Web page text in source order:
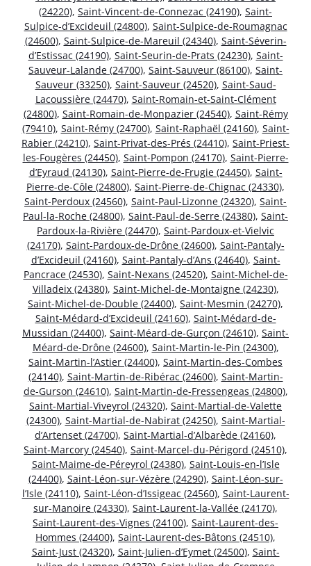
(24220), Saint-Vincent-de-Connezac (24190), Saint-
Sulpice-d’Excideuil (24800), Saint-Sulpice-de-Roumagnac
(24600), Saint-Sulpice-de-Mareuil (24340), Saint-Séverin-
d’Estissac (24190), Saint-Seurin-de-Prats (24230), Saint-
Sauveur-Lalande (24700), Saint-Sauveur (86100), Saint-
Sauveur (33250), Saint-Sauveur (24520), Saint-Saud-
Lacoussière (24470), Saint-Romain-et-Saint-Clément
(24800), Saint-Romain-de-Monpazier (24540), Saint-Rémy
(79410), Saint-Rémy (24700), Saint-Raphaël (24160), Saint-
Rabier (24210), Saint-Privat-des-Prés (24410), Saint-Priest-
les-Fougères (24450), Saint-Pompon (24170), Saint-Pierre-
d’Eyraud (24130), Saint-Pierre-de-Frugie (24450), Saint-
Pierre-de-Côle (24800), Saint-Pierre-de-Chignac (24330),
Saint-Perdoux (24560), Saint-Paul-Lizonne (24320), Saint-
Paul-la-Roche (24800), Saint-Paul-de-Serre (24380), Saint-
Pardoux-la-Rivière (24470), Saint-Pardoux-et-Vielvic
(24170), Saint-Pardoux-de-Drône (24600), Saint-Pantaly-
d’Excideuil (24160), Saint-Pantaly-d’Ans (24640), Saint-
Pancrace (24530), Saint-Nexans (24520), Saint-Michel-de-
Villadeix (24380), Saint-Michel-de-Montaigne (24230),
Saint-Michel-de-Double (24400), Saint-Mesmin (24270),
Saint-Médard-d’Excideuil (24160), Saint-Médard-de-
Mussidan (24400), Saint-Méard-de-Gurçon (24610), Saint-
Méard-de-Drône (24600), Saint-Martin-le-Pin (24300),
Saint-Martin-l’Astier (24400), Saint-Martin-des-Combes
(24140), Saint-Martin-de-Ribérac (24600), Saint-Martin-
de-Gurson (24610), Saint-Martin-de-Fressengeas (24800),
Saint-Martial-Viveyrol (24320), Saint-Martial-de-Valette
(24300), Saint-Martial-de-Nabirat (24250), Saint-Martial-
d’Artenset (24700), Saint-Martial-d’Albarède (24160),
Saint-Marcory (24540), Saint-Marcel-du-Périgord (24510),
Saint-Maime-de-Péreyrol (24380), Saint-Louis-en-l’Isle
(24400), Saint-Léon-sur-Vézère (24290), Saint-Léon-sur-
l’Isle (24110), Saint-Léon-d’Issigeac (24560), Saint-Laurent-
sur-Manoire (24330), Saint-Laurent-la-Vallée (24170),
Saint-Laurent-des-Vignes (24100), Saint-Laurent-des-
Hommes (24400), Saint-Laurent-des-Bâtons (24510),
Saint-Just (24320), Saint-Julien-d’Eymet (24500), Saint-